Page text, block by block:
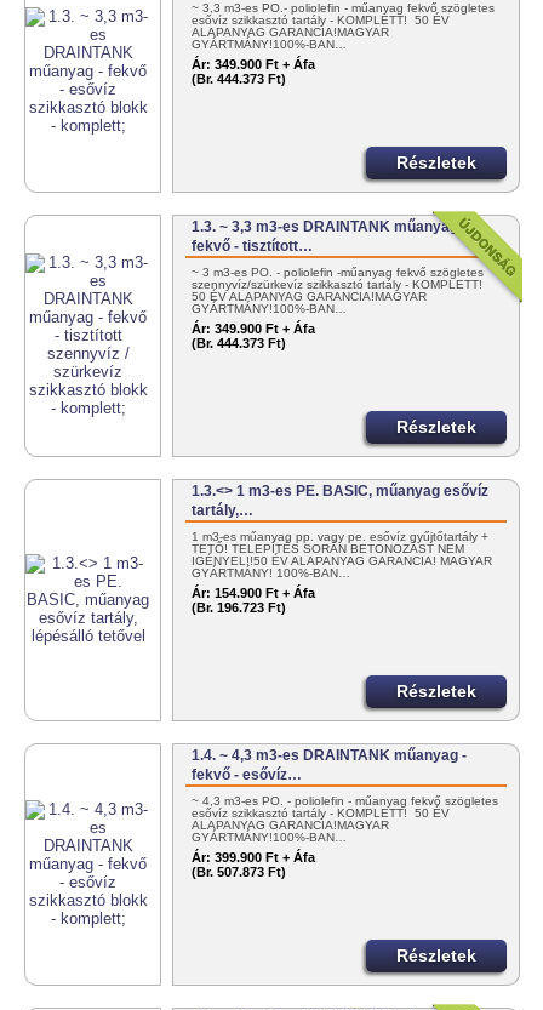
~ 3,3 m3-es PO.- poliolefin - műanyag fekvő szögletes
esővíz szikkasztó tartály - KOMPLETT! 50 ÉV
ALAPANYAG GARANCIA!MAGYAR
GYÁRTMÁNY!100%-BAN…
Ár: 349.900 Ft + Áfa
(Br. 444.373 Ft)
Részletek
1.3. ~ 3,3 m3-es DRAINTANK műanyag -
fekvő - tisztított…
~ 3 m3-es PO. - poliolefin -műanyag fekvő szögletes
szennyvíz/szürkevíz szikkasztó tartály - KOMPLETT!
50 ÉV ALAPANYAG GARANCIA!MAGYAR
GYÁRTMÁNY!100%-BAN…
Ár: 349.900 Ft + Áfa
(Br. 444.373 Ft)
Részletek
1.3.<> 1 m3-es PE. BASIC, műanyag esővíz
tartály,…
1 m3-es műanyag pp. vagy pe. esővíz gyűjtőtartály +
TETŐ! TELEPÍTÉS SORÁN BETONOZÁST NEM
IGÉNYEL!!50 ÉV ALAPANYAG GARANCIA! MAGYAR
GYÁRTMÁNY! 100%-BAN…
Ár: 154.900 Ft + Áfa
(Br. 196.723 Ft)
Részletek
1.4. ~ 4,3 m3-es DRAINTANK műanyag -
fekvő - esővíz…
~ 4,3 m3-es PO. - poliolefin - műanyag fekvő szögletes
esővíz szikkasztó tartály - KOMPLETT! 50 ÉV
ALAPANYAG GARANCIA!MAGYAR
GYÁRTMÁNY!100%-BAN…
Ár: 399.900 Ft + Áfa
(Br. 507.873 Ft)
Részletek